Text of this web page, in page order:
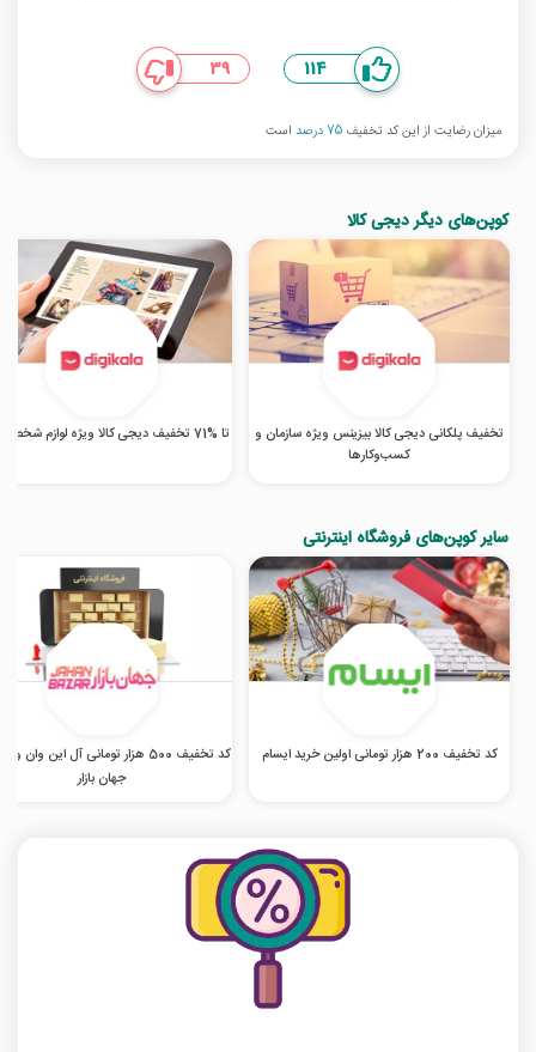
114
39
میزان رضایت از این کد تخفیف 75 درصد است
کوپن‌های دیگر دیجی کالا
تخفیف پلکانی دیجی کالا بیزینس ویژه سازمان و
کسب‌‌وکارها
تا %71 تخفیف دیجی کالا ویژه لوازم شخصی برقی
سایر کوپن‌های فروشگاه اینترنتی
کد تخفیف 200 هزار تومانی اولین خرید ایسام
کد تخفیف 500 هزار تومانی آل این
جهان بازار